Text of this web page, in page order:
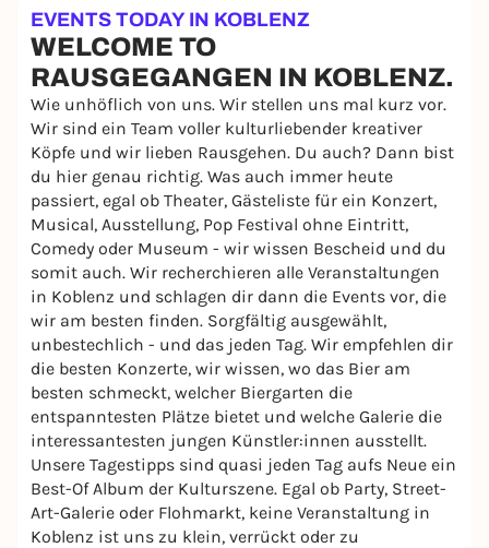
EVENTS TODAY IN KOBLENZ
WELCOME TO
RAUSGEGANGEN IN KOBLENZ.
Wie unhöflich von uns. Wir stellen uns mal kurz vor.
Wir sind ein Team voller kulturliebender kreativer
Köpfe und wir lieben Rausgehen. Du auch? Dann bist
du hier genau richtig. Was auch immer heute
passiert, egal ob Theater, Gästeliste für ein Konzert,
Musical, Ausstellung, Pop Festival ohne Eintritt,
Comedy oder Museum - wir wissen Bescheid und du
somit auch. Wir recherchieren alle Veranstaltungen
in Koblenz und schlagen dir dann die Events vor, die
wir am besten finden. Sorgfältig ausgewählt,
unbestechlich - und das jeden Tag. Wir empfehlen dir
die besten Konzerte, wir wissen, wo das Bier am
besten schmeckt, welcher Biergarten die
entspanntesten Plätze bietet und welche Galerie die
interessantesten jungen Künstler:innen ausstellt.
Unsere Tagestipps sind quasi jeden Tag aufs Neue ein
Best-Of Album der Kulturszene. Egal ob Party, Street-
Art-Galerie oder Flohmarkt, keine Veranstaltung in
Koblenz ist uns zu klein, verrückt oder zu